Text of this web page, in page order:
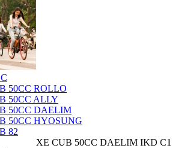
50CC ROLLO
50CC ALLY
50CC DAELIM
50CC HYOSUNG
82
XE CUB 50CC DAELIM IKD C1